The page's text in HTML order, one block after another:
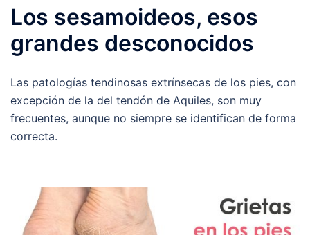
Los sesamoideos, esos
grandes desconocidos
Las patologías tendinosas extrínsecas de los pies, con
excepción de la del tendón de Aquiles, son muy
frecuentes, aunque no siempre se identifican de forma
correcta.